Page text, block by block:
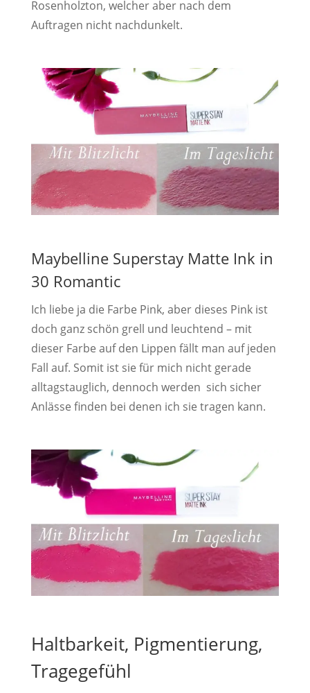
Rosenholzton, welcher aber nach dem
Auftragen nicht nachdunkelt.
Maybelline Superstay Matte Ink in
30 Romantic
Ich liebe ja die Farbe Pink, aber dieses Pink ist
doch ganz schön grell und leuchtend – mit
dieser Farbe auf den Lippen fällt man auf jeden
Fall auf. Somit ist sie für mich nicht gerade
alltagstauglich, dennoch werden sich sicher
Anlässe finden bei denen ich sie tragen kann.
Haltbarkeit, Pigmentierung,
Tragegefühl